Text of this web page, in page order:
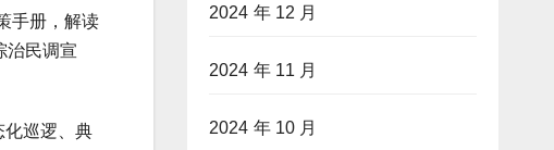
手册，解读
治民调宣
化巡逻、典
2024 年 12 月
2024 年 11 月
2024 年 10 月